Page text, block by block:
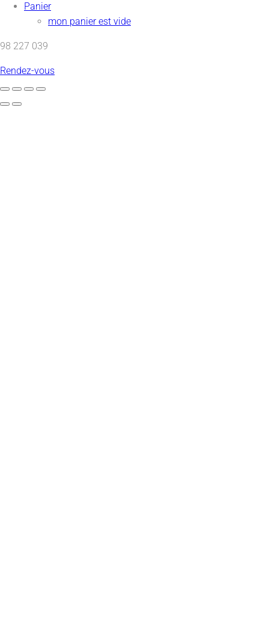
Panier
mon panier est vide
98 227 039
Rendez-vous